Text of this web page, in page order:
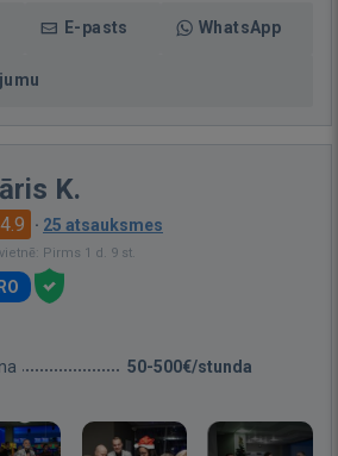
E-pasts WhatsApp
K.
4.9 · 25 atsauksmes
Pirms 1 d. 9 st.
50-500€/stunda